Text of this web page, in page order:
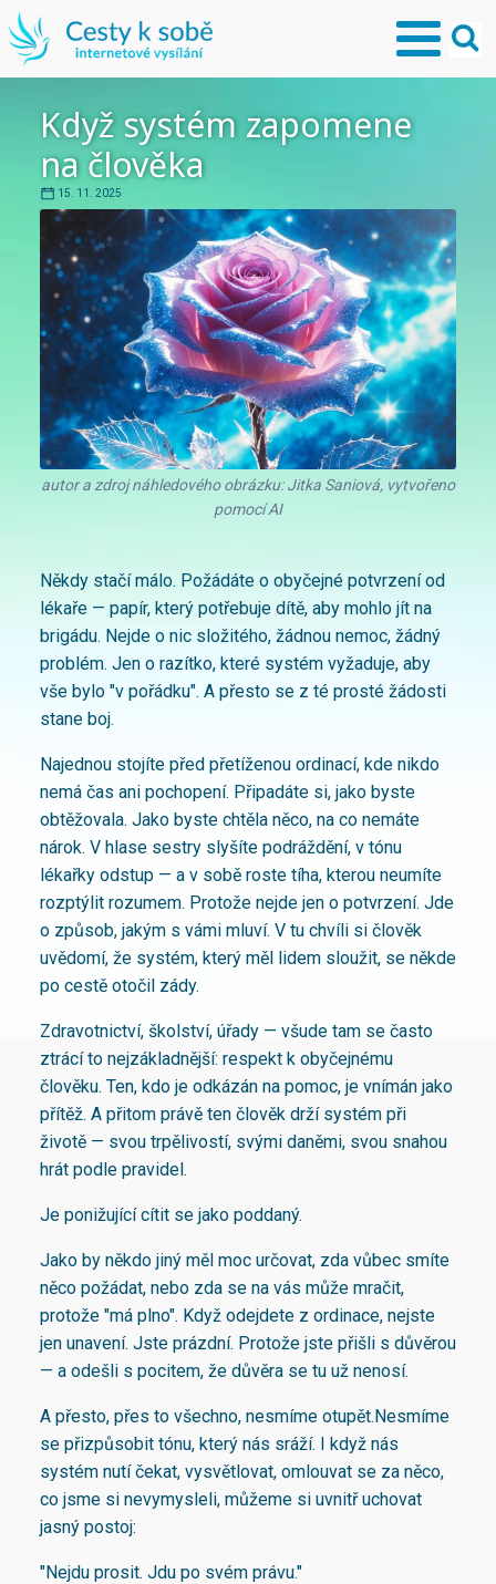
Když systém zapomene
na člověka
15. 11. 2025
autor a zdroj náhledového obrázku: Jitka Saniová, vytvořeno
pomocí AI
Někdy stačí málo. Požádáte o obyčejné potvrzení od
lékaře — papír, který potřebuje dítě, aby mohlo jít na
brigádu. Nejde o nic složitého, žádnou nemoc, žádný
problém. Jen o razítko, které systém vyžaduje, aby
vše bylo "v pořádku". A přesto se z té prosté žádosti
stane boj.
Najednou stojíte před přetíženou ordinací, kde nikdo
nemá čas ani pochopení. Připadáte si, jako byste
obtěžovala. Jako byste chtěla něco, na co nemáte
nárok. V hlase sestry slyšíte podráždění, v tónu
lékařky odstup — a v sobě roste tíha, kterou neumíte
rozptýlit rozumem. Protože nejde jen o potvrzení. Jde
o způsob, jakým s vámi mluví. V tu chvíli si člověk
uvědomí, že systém, který měl lidem sloužit, se někde
po cestě otočil zády.
Zdravotnictví, školství, úřady — všude tam se často
ztrácí to nejzákladnější: respekt k obyčejnému
člověku. Ten, kdo je odkázán na pomoc, je vnímán jako
přítěž. A přitom právě ten člověk drží systém při
životě — svou trpělivostí, svými daněmi, svou snahou
hrát podle pravidel.
Je ponižující cítit se jako poddaný.
Jako by někdo jiný měl moc určovat, zda vůbec smíte
něco požádat, nebo zda se na vás může mračit,
protože "má plno". Když odejdete z ordinace, nejste
jen unavení. Jste prázdní. Protože jste přišli s důvěrou
— a odešli s pocitem, že důvěra se tu už nenosí.
A přesto, přes to všechno, nesmíme otupět.Nesmíme
se přizpůsobit tónu, který nás sráží. I když nás
systém nutí čekat, vysvětlovat, omlouvat se za něco,
co jsme si nevymysleli, můžeme si uvnitř uchovat
jasný postoj:
"Nejdu prosit. Jdu po svém právu."